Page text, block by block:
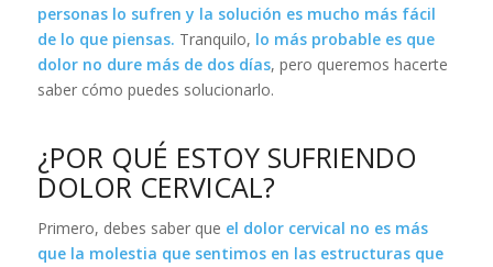
personas lo sufren y la solución es mucho más fácil
de lo que piensas. Tranquilo, lo más probable es que
dolor no dure más de dos días, pero queremos hacerte
saber cómo puedes solucionarlo.
¿POR QUÉ ESTOY SUFRIENDO
DOLOR CERVICAL?
Primero, debes saber que el dolor cervical no es más
que la molestia que sentimos en las estructuras que